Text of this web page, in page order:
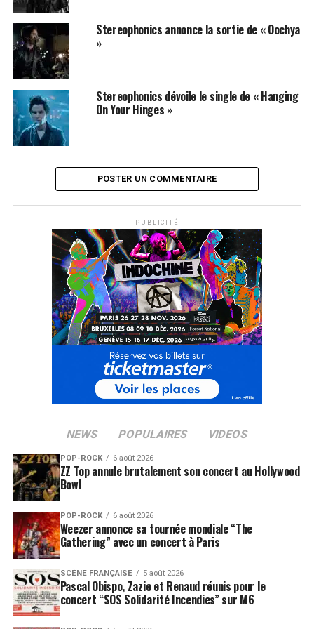
chansons libératrices pour ce grand retour rempli de
nouveaux horizons. Les albums de
Stereophonics
sont
disponibles sur
iTunesetAmazon!
SUJETS ASSOCIÉS:
Stereophonics annonce la sortie de « Oochya
»
Stereophonics dévoile le single de « Hanging
On Your Hinges »
POSTER UN COMMENTAIRE
PUBLICITÉ
NEWS POPULAIRES VIDEOS
POP-ROCK 6 août 2026
ZZ Top annule brutalement son concert au Hollywood
Bowl
POP-ROCK 6 août 2026
Weezer annonce sa tournée mondiale “The
Gathering” avec un concert à Paris
SCÈNE FRANÇAISE 5 août 2026
Pascal Obispo, Zazie et Renaud réunis pour le
concert “SOS Solidarité Incendies” sur M6